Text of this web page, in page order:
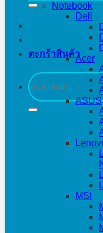
ตะกร้าสินค้า
ค้นหา:
Notebook
Dell
Acer
ASUS
MSI